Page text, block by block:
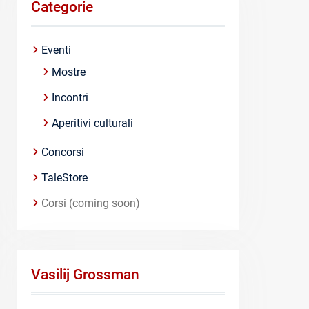
Categorie
Eventi
Mostre
Incontri
Aperitivi culturali
Concorsi
TaleStore
Corsi (coming soon)
Vasilij Grossman